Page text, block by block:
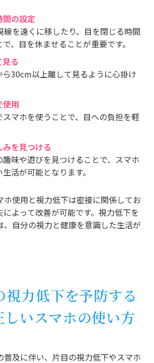
間の設定
線を遠くに移したり、目を閉じる時間
、目を休ませることが重要です。
る
ら30cm以上離して見るように心掛け
使用
スマホを使うことで、目への負担を軽
を見つける
趣味や遊びを見つけることで、スマホ
活が可能となります。
ホ使用と視力低下は密接に関係してお
によって改善が可能です。視力低下を
、自分の視力と健康を意識した生活が
力低下を予防する
しいスマホの使い方
普及に伴い、片目の視力低下やスマホ